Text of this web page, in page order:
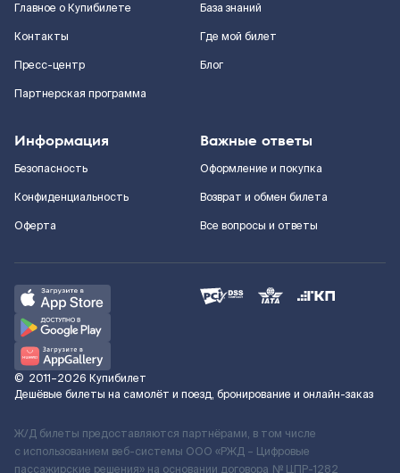
Главное о Купибилете
Контакты
Пресс-центр
Партнерская программа
База знаний
Где мой билет
Блог
Информация
Безопасность
Конфиденциальность
Оферта
Важные ответы
Оформление и покупка
Возврат и обмен билета
Все вопросы и ответы
© 2011–2026 Купибилет
Дешёвые билеты на самолёт и поезд, бронирование и онлайн-заказ
Ж/Д билеты предоставляются партнёрами, в том числе
с использованием веб-системы ООО «РЖД – Цифровые
пассажирские решения» на основании договора № ЦПР-1282